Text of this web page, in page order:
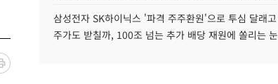
삼성전자 SK하이닉스 '파격 주주환원'으로 투심 달래고
주가도 받칠까, 100조 넘는 추가 배당 재원에 쏠리는 눈